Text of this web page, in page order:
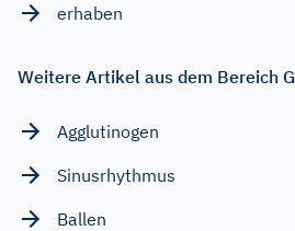
erhaben
Weitere Artikel aus dem Bereich
Agglutinogen
Sinusrhythmus
Ballen